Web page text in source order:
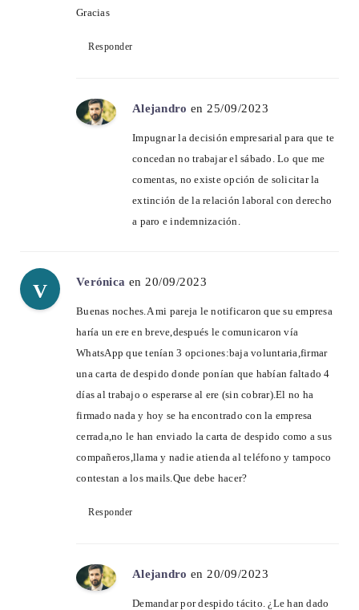
Gracias
Responder
Alejandro en 25/09/2023
Impugnar la decisión empresarial para que te
concedan no trabajar el sábado. Lo que me
comentas, no existe opción de solicitar la
extinción de la relación laboral con derecho
a paro e indemnización.
V Verónica en 20/09/2023
Buenas noches.A mi pareja le notificaron que su empresa
haría un ere en breve,después le comunicaron vía
WhatsApp que tenían 3 opciones:baja voluntaria,firmar
una carta de despido donde ponían que habían faltado 4
días al trabajo o esperarse al ere (sin cobrar).El no ha
firmado nada y hoy se ha encontrado con la empresa
cerrada,no le han enviado la carta de despido como a sus
compañeros,llama y nadie atienda al teléfono y tampoco
contestan a los mails.Que debe hacer?
Responder
Alejandro en 20/09/2023
Demandar por despido tácito. ¿Le han dado